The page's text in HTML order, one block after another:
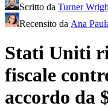
Scritto da Turner
Recensito da Ana
Stati Uniti
fiscale
accordo da